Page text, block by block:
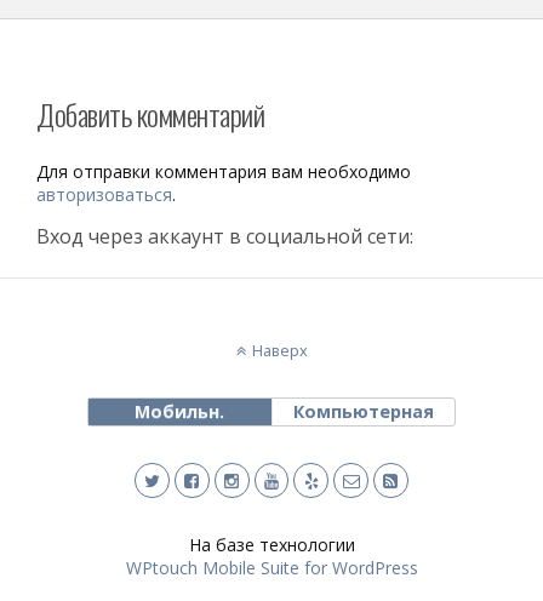
Добавить комментарий
Для отправки комментария вам необходимо
авторизоваться.
Вход через аккаунт в социальной сети:
Наверх
Мобильн. Компьютерная
На базе технологии
WPtouch Mobile Suite for WordPress